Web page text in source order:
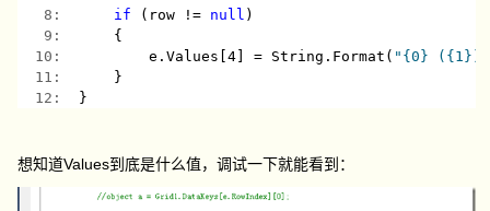
   8:
if (row != null )
   9:
    {
  10:
        e.Values[4] = String.Format(
"{0} ({1})"
  11:
    }
  12:
}
想知道Values到底是什么值，调试一下就能看到：